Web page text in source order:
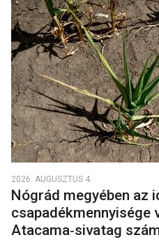
2026. AUGUSZTUS 4.
Nógrád megyében az
csapadékmennyisége
Atacama‑sivatag